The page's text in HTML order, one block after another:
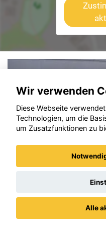
Wir verwenden
Diese Webseite
Technologien, um die
um Zusatzfunktionen zu
Alle